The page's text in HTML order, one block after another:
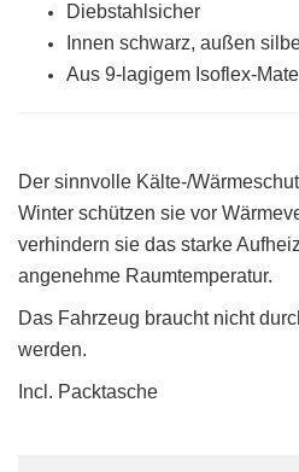
Diebstahlsicher
Innen schwarz, außen
Aus 9-lagigem Isoflex-
Der sinnvolle Kälte-/
Winter schützen sie vor
verhindern sie das starke
angenehme Raumtemperatur.
Das Fahrzeug braucht nicht
werden.
Incl. Packtasche